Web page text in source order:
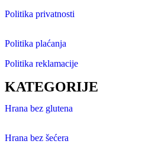
Politika privatnosti
Politika plaćanja
Politika reklamacije
KATEGORIJE
Hrana bez glutena
Hrana bez šećera